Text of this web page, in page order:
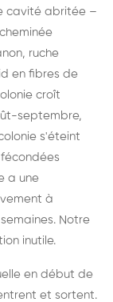
cavité abritée –
ruche
en fibres de
croît
septembre,
s'éteint
a une
à
Notre
inutile.
en début de
et sortent.